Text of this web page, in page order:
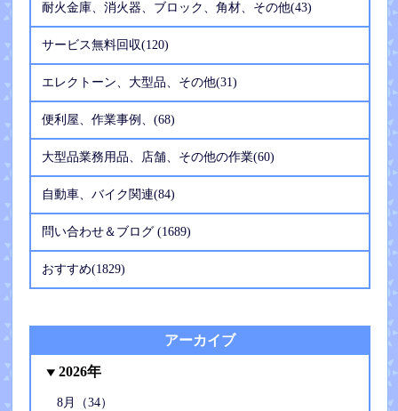
耐火金庫、消火器、ブロック、角材、その他(43)
サービス無料回収(120)
エレクトーン、大型品、その他(31)
便利屋、作業事例、(68)
大型品業務用品、店舗、その他の作業(60)
自動車、バイク関連(84)
問い合わせ＆ブログ (1689)
おすすめ(1829)
アーカイブ
2026年
8月（34）